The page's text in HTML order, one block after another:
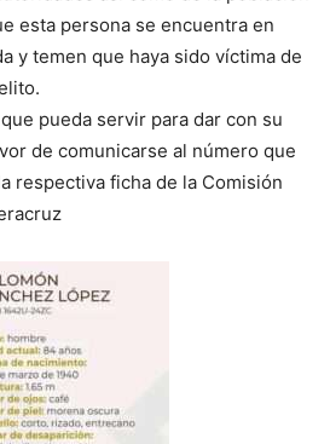
esta persona se encuentra en
y temen que haya sido víctima de
pueda servir para dar con su
de comunicarse al número que
respectiva ficha de la Comisión